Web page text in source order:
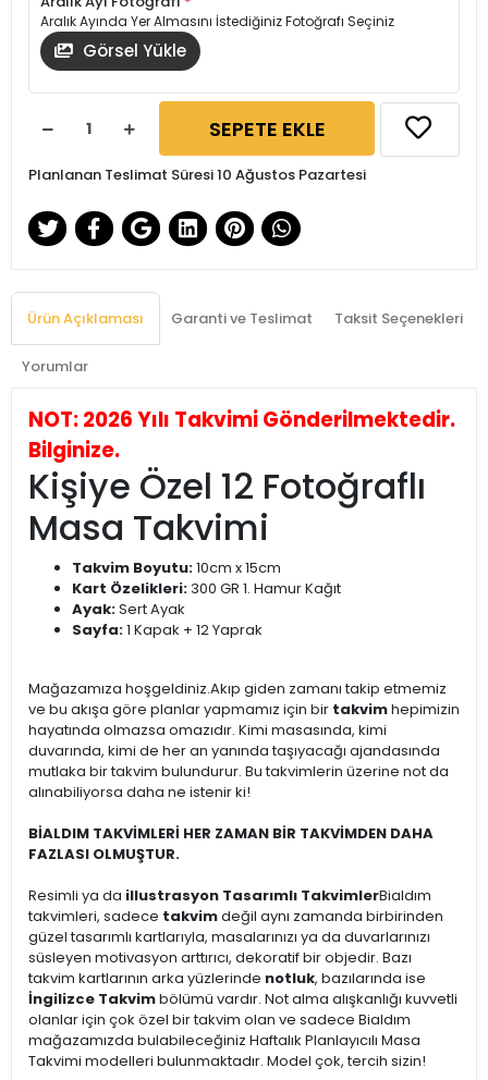
Aralık Ayında Yer Almasını İstediğiniz Fotoğrafı Seçiniz
Görsel Yükle
SEPETE EKLE
Planlanan Teslimat Süresi 10 Ağustos Pazartesi
Ürün Açıklaması Garanti ve Teslimat Taksit Seçenekleri
Yorumlar
NOT: 2026 Yılı Takvimi Gönderilmektedir.
Bilginize.
Kişiye Özel 12 Fotoğraflı
Masa Takvimi
Takvim Boyutu:10cm x 15cm
Kart Özelikleri:300 GR 1. Hamur Kağıt
Ayak:Sert Ayak
Sayfa:1 Kapak + 12 Yaprak
Mağazamıza hoşgeldiniz.Akıp giden zamanı takip etmemiz
ve bu akışa göre planlar yapmamız için bir takvimhepimizin
hayatında olmazsa omazıdır. Kimi masasında, kimi
duvarında, kimi de her an yanında taşıyacağı ajandasında
mutlaka bir takvim bulundurur. Bu takvimlerin üzerine not da
alınabiliyorsa daha ne istenir ki!
BİALDIM TAKVİMLERİ HER ZAMAN BİR TAKVİMDEN DAHA
FAZLASI OLMUŞTUR.
Resimli ya da illustrasyon Tasarımlı TakvimlerBialdım
takvimleri, sadece takvimdeğil aynı zamanda birbirinden
güzel tasarımlı kartlarıyla, masalarınızı ya da duvarlarınızı
süsleyen motivasyon arttırıcı, dekoratif bir objedir. Bazı
takvim kartlarının arka yüzlerinde notluk, bazılarında ise
İngilizce Takvimbölümü vardır. Not alma alışkanlığı kuvvetli
olanlar için çok özel bir takvim olan ve sadece Bialdım
mağazamızda bulabileceğiniz Haftalık Planlayıcılı Masa
Takvimi modelleri bulunmaktadır. Model çok, tercih sizin!